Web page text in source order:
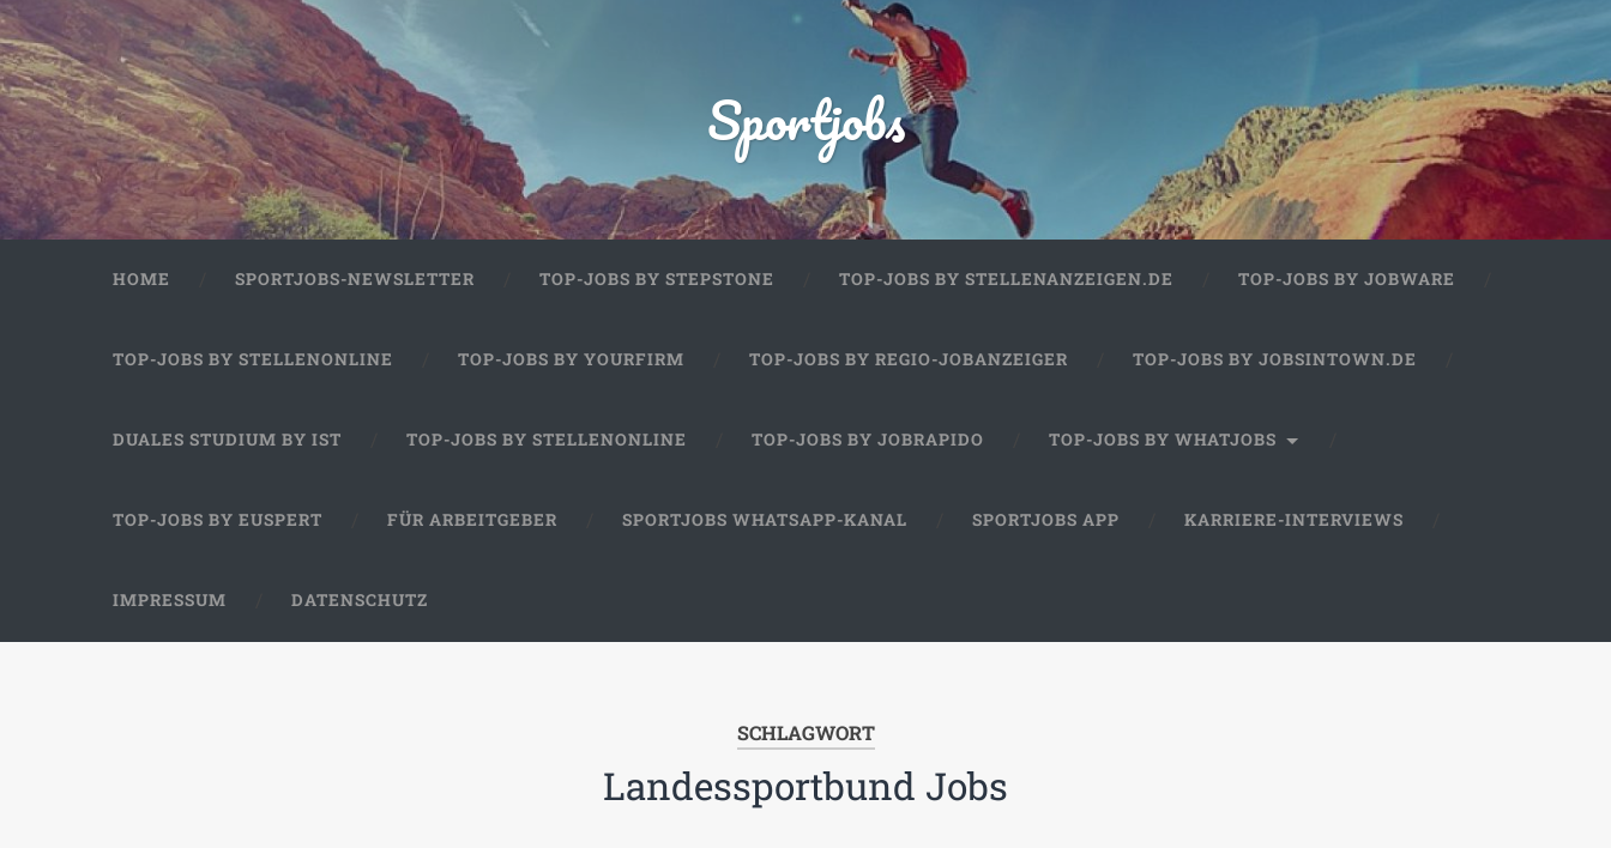
Sportjobs
HOME SPORTJOBS-NEWSLETTER TOP-JOBS BY STEPSTONE TOP-JOBS BY STELLENANZEIGEN.DE TOP-JOBS BY JOBWARE
TOP-JOBS BY STELLENONLINE TOP-JOBS BY YOURFIRM TOP-JOBS BY REGIO-JOBANZEIGER TOP-JOBS BY JOBSINTOWN.DE
DUALES STUDIUM BY IST TOP-JOBS BY STELLENONLINE TOP-JOBS BY JOBRAPIDO TOP-JOBS BY WHATJOBS
TOP-JOBS BY EUSPERT FÜR ARBEITGEBER SPORTJOBS WHATSAPP-KANAL SPORTJOBS APP KARRIERE-INTERVIEWS
IMPRESSUM DATENSCHUTZ
SCHLAGWORT
Landessportbund Jobs